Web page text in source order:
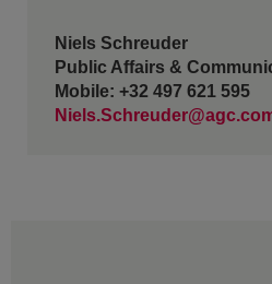
Niels Schreuder
Public Affairs &
Mobile: +32 497 621 595